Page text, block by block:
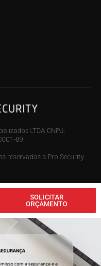
LTDA CNPJ:
89
reservados a Pro Security.
SOLICITAR
ORÇAMENTO